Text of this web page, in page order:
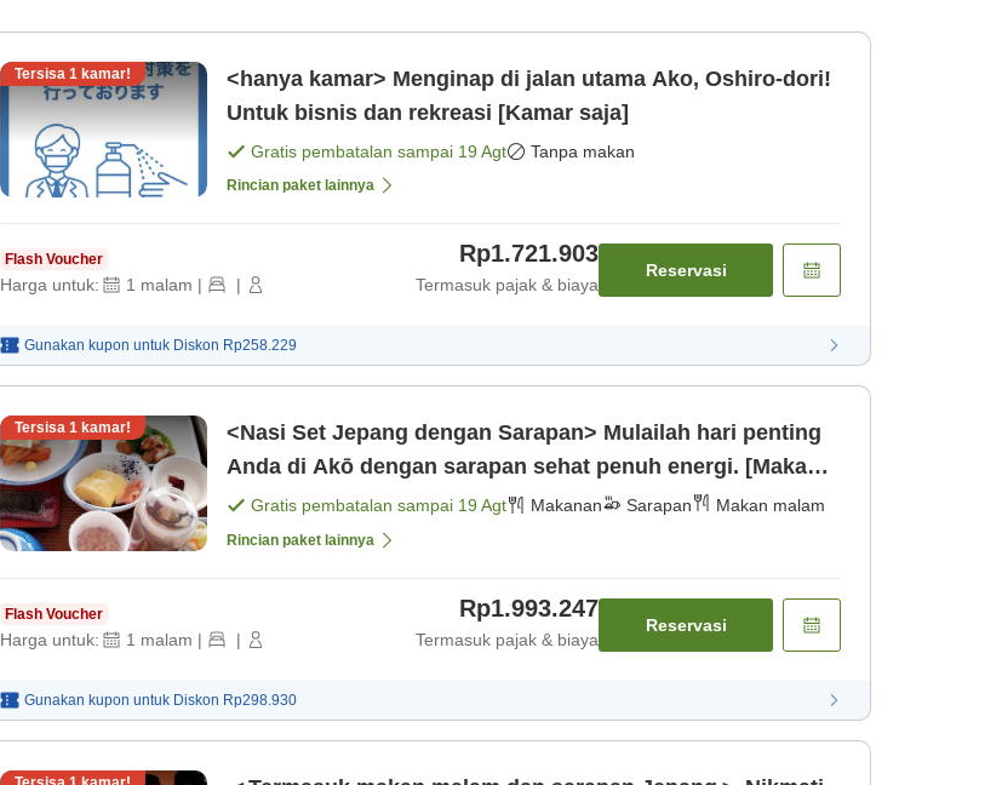
Tersisa 1 kamar!
<hanya kamar> Menginap di jalan utama Ako, Oshiro-dori!
Untuk bisnis dan rekreasi [Kamar saja]
Gratis pembatalan sampai 19 Agt Tanpa makan
Rincian paket lainnya
Flash Voucher
Harga untuk: 1 malam | |
Rp1.721.903
Termasuk pajak & biaya
Reservasi
Gunakan kupon untuk Diskon Rp258.229
Tersisa 1 kamar!
<Nasi Set Jepang dengan Sarapan> Mulailah hari penting
Anda di Akō dengan sarapan sehat penuh energi. [Makan
malam] [Sarapan]
Gratis pembatalan sampai 19 Agt Makanan Sarapan Makan malam
Rincian paket lainnya
Flash Voucher
Harga untuk: 1 malam | |
Rp1.993.247
Termasuk pajak & biaya
Reservasi
Gunakan kupon untuk Diskon Rp298.930